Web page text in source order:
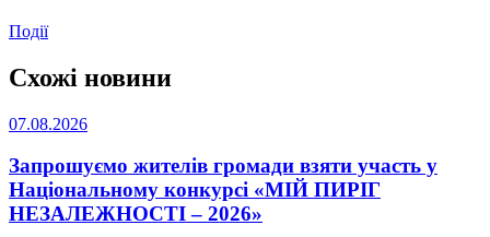
Події
Схожі новини
07.08.2026
Запрошуємо жителів громади взяти участь у
Національному конкурсі «МІЙ ПИРІГ
НЕЗАЛЕЖНОСТІ – 2026»